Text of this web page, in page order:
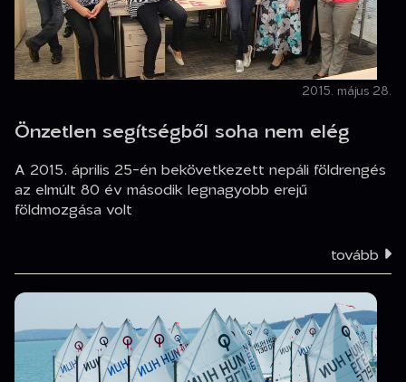
2015. május 28.
Önzetlen segítségből soha nem elég
A 2015. április 25-én bekövetkezett nepáli földrengés
az elmúlt 80 év második legnagyobb erejű
földmozgása volt
tovább